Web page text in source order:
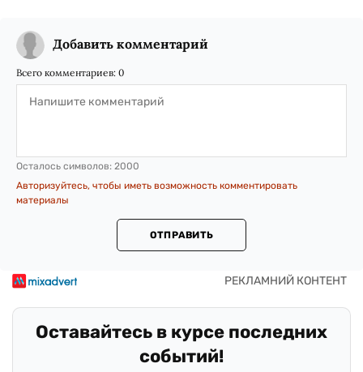
Добавить комментарий
Всего комментариев: 0
Осталось символов: 2000
Авторизуйтесь, чтобы иметь возможность комментировать
материалы
ОТПРАВИТЬ
Оставайтесь в курсе последних
событий!